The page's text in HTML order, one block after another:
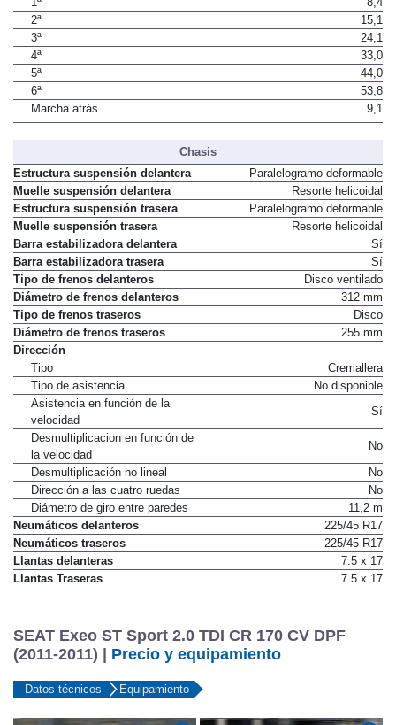
2ª
15,1
3ª
24,1
4ª
33,0
5ª
44,0
6ª
53,8
Marcha atrás
9,1
Chasis
Estructura suspensión delantera
Paralelogramo deformable
Muelle suspensión delantera
Resorte helicoidal
Estructura suspensión trasera
Paralelogramo deformable
Muelle suspensión trasera
Resorte helicoidal
Barra estabilizadora delantera
Sí
Barra estabilizadora trasera
Sí
Tipo de frenos delanteros
Disco ventilado
Diámetro de frenos delanteros
312 mm
Tipo de frenos traseros
Disco
Diámetro de frenos traseros
255 mm
Dirección
Tipo
Cremallera
Tipo de asistencia
No disponible
Asistencia en función de la
velocidad
Sí
Desmultiplicacion en función de
la velocidad
No
Desmultiplicación no lineal
No
Dirección a las cuatro ruedas
No
Diámetro de giro entre paredes
11,2 m
Neumáticos delanteros
225/45 R17
Neumáticos traseros
225/45 R17
Llantas delanteras
7.5 x 17
Llantas Traseras
7.5 x 17
SEAT Exeo ST Sport 2.0 TDI CR 170 CV DPF
(2011-2011) | Precio y equipamiento
Datos técnicos Equipamiento